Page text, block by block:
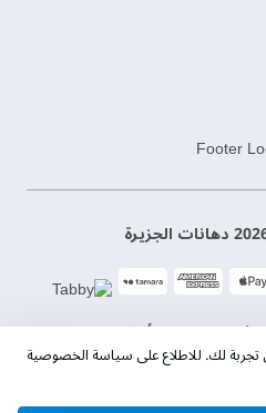
الشروط و الأحكام
لك. للاطلاع على سياسة الخصوصية